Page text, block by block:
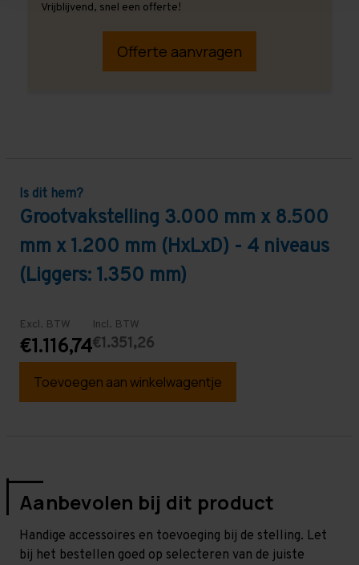
Vrijblijvend, snel een offerte!
Offerte aanvragen
Is dit hem?
Grootvakstelling 3.000 mm x 8.500
mm x 1.200 mm (HxLxD) - 4 niveaus
(Liggers: 1.350 mm)
Excl. BTW
€1.116,74
Incl. BTW
€1.351,26
Toevoegen aan winkelwagentje
Aanbevolen bij dit product
Handige accessoires en toevoeging bij de stelling. Let
bij het bestellen goed op selecteren van de juiste